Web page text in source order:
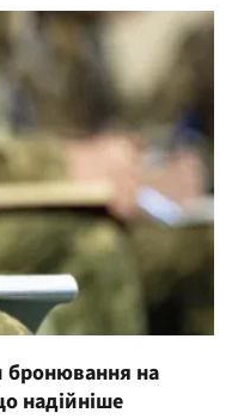
бронювання на
надійніше